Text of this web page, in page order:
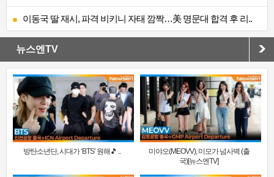
이동국 딸 재시, 파격 비키니 자태 깜짝…美 명문대 합격 후 리..
뉴스엔TV
방탄소년단, 시대가 ‘BTS’ 원해🎵 ..
미야오(MEOVV), 미모가 넘사벽 (출
국)[뉴스엔TV]